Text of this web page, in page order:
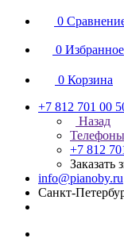
0
0 Избранное
0 Корзина
+7 812 701 00
Назад
Телефоны
+7 812
Заказать
info@pianoby.ru
Санкт-